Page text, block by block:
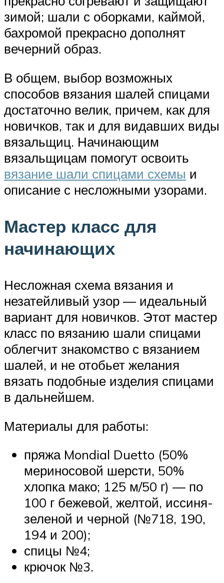
зимой; шали с оборками, каймой,
бахромой прекрасно дополнят
вечерний образ.
В общем, выбор возможных
способов вязания шалей спицами
достаточно велик, причем, как для
новичков, так и для видавших виды
вязальщиц. Начинающим
вязальщицам помогут освоить
вязание шали спицами схемы и
описание с несложными узорами.
Мастер класс для
начинающих
Несложная схема вязания и
незатейливый узор — идеальный
вариант для новичков. Этот мастер
класс по вязанию шали спицами
облегчит знакомство с вязанием
шалей, и не отобьет желания
вязать подобные изделия спицами
в дальнейшем.
Материалы для работы:
пряжа Mondial Duetto (50%
мериносовой шерсти, 50%
хлопка мако; 125 м/50 г) — по
100 г бежевой, желтой, иссиня-
зеленой и черной (№718, 190,
194 и 200);
спицы №4;
крючок №3.